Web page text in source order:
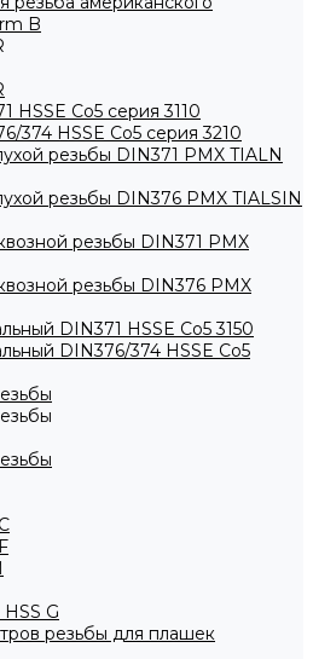
B
Co5 серия 3110
HSSE Co5 серия 3210
резьбы DIN371 PMX TIALN
резьбы DIN376 PMX TIALSIN
резьбы DIN371 PMX
резьбы DIN376 PMX
DIN371 HSSE Co5 3150
DIN376/374 HSSE Co5
G
резьбы для плашек